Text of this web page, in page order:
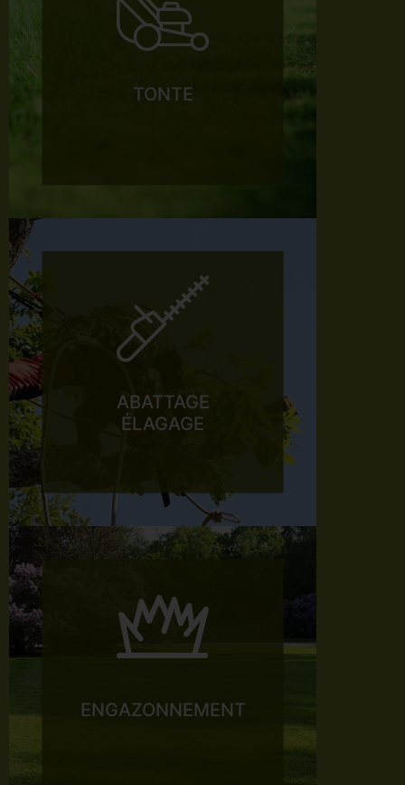
TONTE
ABATTAGE
ÉLAGAGE
ENGAZONNEMENT